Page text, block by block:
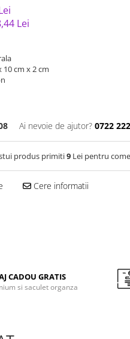
Lei
10 cm x 2 cm
Ai nevoie de ajutor? 0722
produs primiti9 Lei pentru
Cere informatii
CADOU GRATIS
si saculet organza